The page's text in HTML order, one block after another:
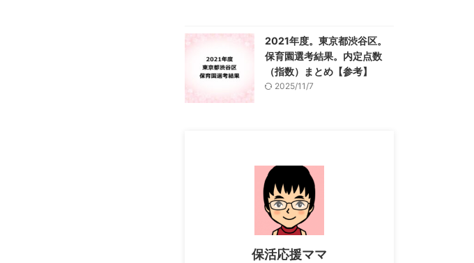
2021年度。東京都渋谷区。
保育園選考結果。内定点数
（指数）まとめ【参考】
2025/11/7
保活応援ママ